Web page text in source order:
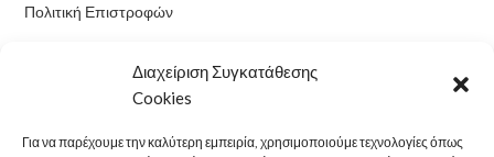
Διαχείριση Συγκατάθεσης
Cookies
Για να παρέχουμε την καλύτερη εμπειρία, χρησιμοποιούμε τεχνολογίες όπως
Πολιτική Επιστροφών
Ωράριο Λειτουργίας
Δευτέρα: 09:00 - 15:00
Τρίτη: 09:00 - 15:00